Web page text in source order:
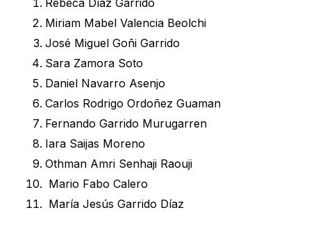
Miriam Mabel Valencia Beolchi
José Miguel Goñi Garrido
Sara Zamora Soto
Daniel Navarro Asenjo
Carlos Rodrigo Ordoñez Guaman
Fernando Garrido Murugarren
Iara Saijas Moreno
Othman Amri Senhaji Raouji
Mario Fabo Calero
María Jesús Garrido Díaz